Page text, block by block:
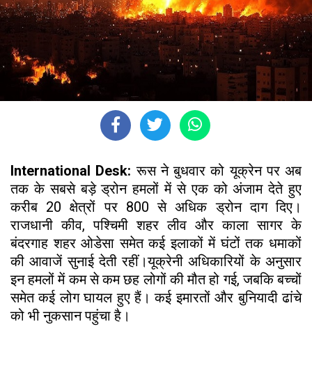
International Desk:रूस ने बुधवार को यूक्रेन पर अब
तक के सबसे बड़े ड्रोन हमलों में से एक को अंजाम देते हुए
करीब 20 क्षेत्रों पर 800 से अधिक ड्रोन दाग दिए।
राजधानी कीव, पश्चिमी शहर लीव और काला सागर के
बंदरगाह शहर ओडेसा समेत कई इलाकों में घंटों तक धमाकों
की आवाजें सुनाई देती रहीं।यूक्रेनी अधिकारियों के अनुसार
इन हमलों में कम से कम छह लोगों की मौत हो गई, जबकि बच्चों
समेत कई लोग घायल हुए हैं। कई इमारतों और बुनियादी ढांचे
को भी नुकसान पहुंचा है।